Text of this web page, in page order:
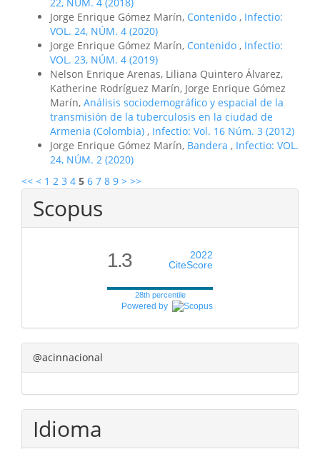
Jorge Enrique Gómez Marín, Contenido , Infectio:
VOL. 24, NÚM. 4 (2020)
Jorge Enrique Gómez Marín, Contenido , Infectio:
VOL. 23, NÚM. 4 (2019)
Nelson Enrique Arenas, Liliana Quintero Álvarez,
Katherine Rodríguez Marín, Jorge Enrique Gómez
Marín, Análisis sociodemográfico y espacial de la
transmisión de la tuberculosis en la ciudad de
Armenia (Colombia) , Infectio: Vol. 16 Núm. 3 (2012)
Jorge Enrique Gómez Marín, Bandera , Infectio: VOL.
24, NÚM. 2 (2020)
<< < 1 2 3 4 5 6 7 8 9 > >>
Scopus
1.3
2022
CiteScore
28th percentile
Powered by
@acinnacional
Idioma